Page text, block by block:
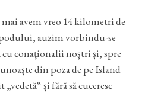
avem vreo 14 kilometri de
auzim vorbindu-se
conaționalii noștri și, spre
din poza de pe Island
și fără să cuceresc